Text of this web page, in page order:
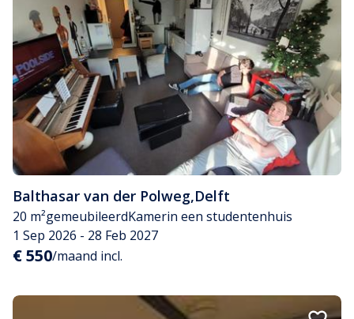
Balthasar van der Polweg,Delft
20 m²gemeubileerdKamerin een studentenhuis
1 Sep 2026 - 28 Feb 2027
€ 550/maand incl.